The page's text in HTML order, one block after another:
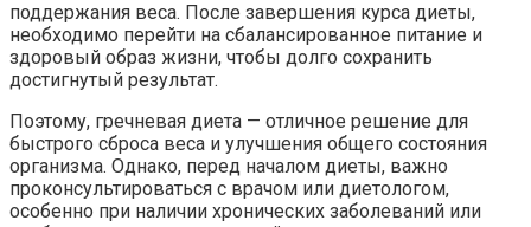
поддержания веса. После завершения курса диеты,
необходимо перейти на сбалансированное питание и
здоровый образ жизни, чтобы долго сохранить
достигнутый результат.
Поэтому, гречневая диета — отличное решение для
быстрого сброса веса и улучшения общего состояния
организма. Однако, перед началом диеты, важно
проконсультироваться с врачом или диетологом,
особенно при наличии хронических заболеваний или